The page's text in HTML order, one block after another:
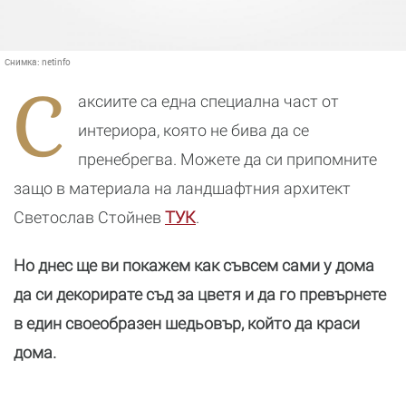
Снимка: netinfo
С
аксиите са една специална част от
интериора, която не бива да се
пренебрегва. Можете да си припомните
защо в материала на ландшафтния архитект
Светослав Стойнев ТУК.
Но днес ще ви покажем как съвсем сами у дома
да си декорирате съд за цветя и да го превърнете
в един своеобразен шедьовър, който да краси
дома.